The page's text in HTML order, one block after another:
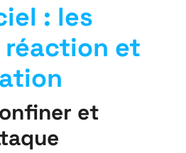
: les
et
et